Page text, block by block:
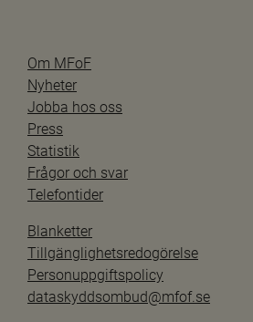
Om MFoF
Nyheter
Jobba hos oss
Press
Statistik
Frågor och svar
Telefontider
Blanketter
Tillgänglighetsredogörelse
Personuppgiftspolicy
dataskyddsombud@mfof.se